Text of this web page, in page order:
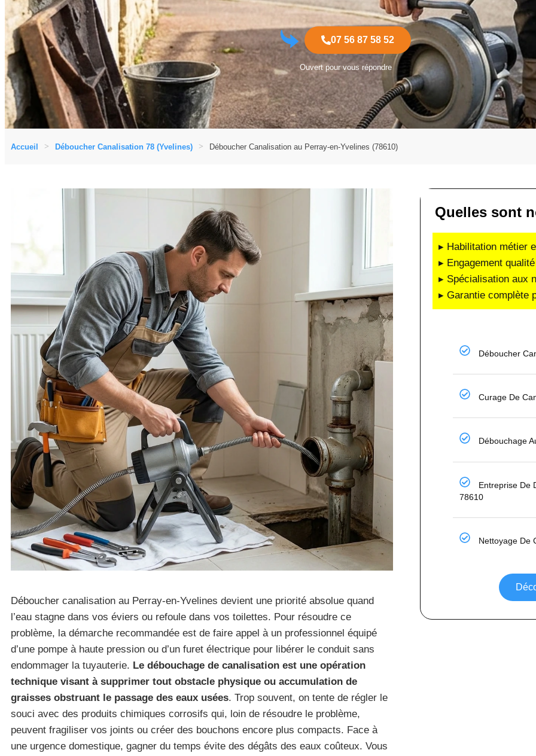
07 56 87 58 52
Ouvert pour vous répondre
Accueil Déboucher Canalisation 78 (Yvelines) Déboucher Canalisation au Perray-en-Yvelines (78610)
Déboucher canalisation au Perray-en-Yvelines devient une priorité absolue quand
l’eau stagne dans vos éviers ou refoule dans vos toilettes. Pour résoudre ce
problème, la démarche recommandée est de faire appel à un professionnel équipé
d’une pompe à haute pression ou d’un furet électrique pour libérer le conduit sans
endommager la tuyauterie. Le débouchage de canalisation est une opération
technique visant à supprimer tout obstacle physique ou accumulation de
graisses obstruant le passage des eaux usées. Trop souvent, on tente de régler le
souci avec des produits chimiques corrosifs qui, loin de résoudre le problème,
peuvent fragiliser vos joints ou créer des bouchons encore plus compacts. Face à
une urgence domestique, gagner du temps évite des dégâts des eaux coûteux. Vous
Quelles sont
▸ Habilitation métier
▸ Engagement
▸ Spécialisation aux
▸ Garantie complète
Déboucher
Curage De
Débouchage
Entreprise De
78610
Nettoyage De